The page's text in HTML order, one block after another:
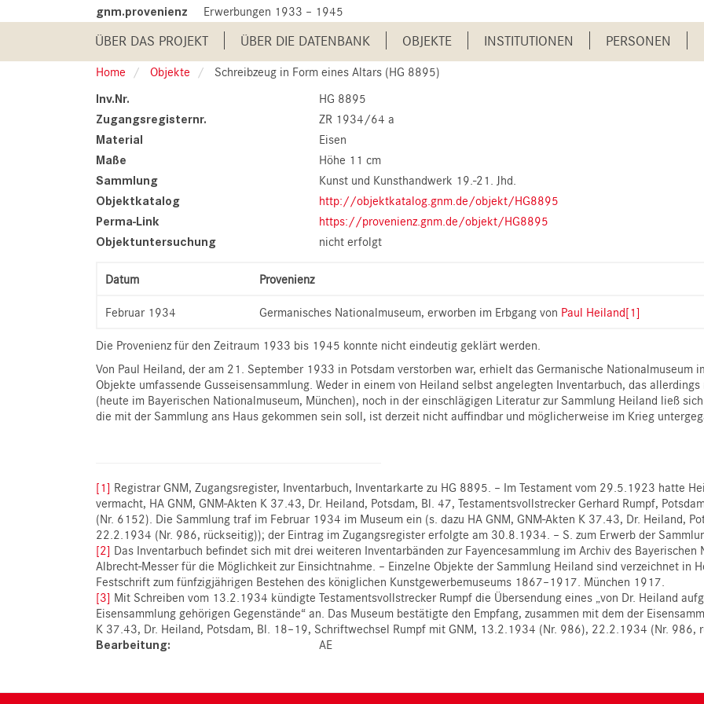
to
gnm.provenienz Erwerbungen 1933 – 1945
Main
navigation
ÜBER DAS PROJEKT ÜBER DIE DATENBANK OBJEKTE INSTITUTIONEN PERSONEN
Home Objekte Schreibzeug in Form eines Altars (HG 8895)
Inv.Nr. HG 8895
Zugangsregisternr. ZR 1934/64 a
Material Eisen
Maße Höhe 11 cm
Sammlung Kunst und Kunsthandwerk 19.-21. Jhd.
Objektkatalog http://objektkatalog.gnm.de/objekt/HG8895
Perma-Link https://provenienz.gnm.de/objekt/HG8895
Objektuntersuchung nicht erfolgt
Datum Provenienz
Februar 1934 Germanisches Nationalmuseum, erworben im Erbgang von Paul Heiland[1]
Die Provenienz für den Zeitraum 1933 bis 1945 konnte nicht eindeutig geklärt werden.
Von Paul Heiland, der am 21. September 1933 in Potsdam verstorben war, erhielt das Germanische Nationalmuseum
Objekte umfassende Gusseisensammlung. Weder in einem von Heiland selbst angelegten Inventarbuch, das
(heute im Bayerischen Nationalmuseum, München), noch in der einschlägigen Literatur zur Sammlung Heiland ließ
die mit der Sammlung ans Haus gekommen sein soll, ist derzeit nicht auffindbar und möglicherweise im Krieg
[1] Registrar GNM, Zugangsregister, Inventarbuch, Inventarkarte zu HG 8895. – Im Testament vom 29.5.1923 hatte
vermacht, HA GNM, GNM-Akten K 37.43, Dr. Heiland, Potsdam, Bl. 47, Testamentsvollstrecker Gerhard Rumpf,
(Nr. 6152). Die Sammlung traf im Februar 1934 im Museum ein (s. dazu HA GNM, GNM-Akten K 37.43, Dr. Heiland,
22.2.1934 (Nr. 986, rückseitig)); der Eintrag im Zugangsregister erfolgte am 30.8.1934. – S. zum Erwerb der
[2] Das Inventarbuch befindet sich mit drei weiteren Inventarbänden zur Fayencesammlung im Archiv des Bayerischen
Albrecht-Messer für die Möglichkeit zur Einsichtnahme. – Einzelne Objekte der Sammlung Heiland sind verzeichnet in
Festschrift zum fünfzigjährigen Bestehen des königlichen Kunstgewerbemuseums 1867–1917. München 1917.
[3] Mit Schreiben vom 13.2.1934 kündigte Testamentsvollstrecker Rumpf die Übersendung eines „von Dr. Heiland
Eisensammlung gehörigen Gegenstände“ an. Das Museum bestätigte den Empfang, zusammen mit dem der
K 37.43, Dr. Heiland, Potsdam, Bl. 18–19, Schriftwechsel Rumpf mit GNM, 13.2.1934 (Nr. 986), 22.2.1934 (Nr. 986,
Bearbeitung AE